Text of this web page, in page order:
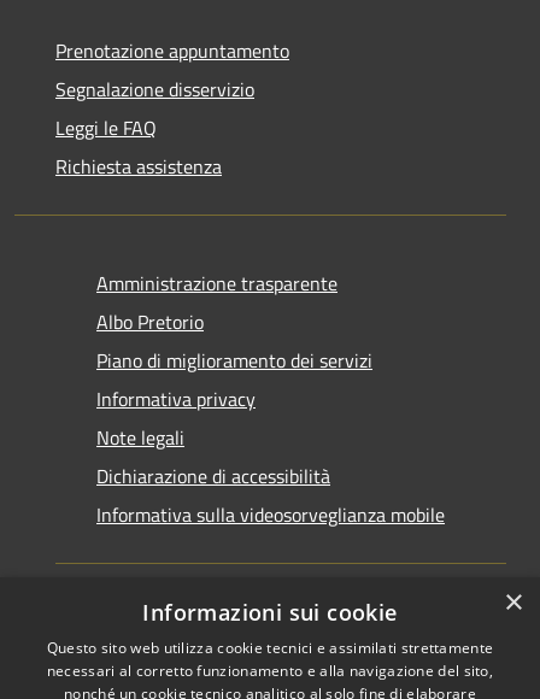
Prenotazione appuntamento
Segnalazione disservizio
Leggi le FAQ
Richiesta assistenza
Amministrazione trasparente
Albo Pretorio
Piano di miglioramento dei servizi
Informativa privacy
Note legali
Dichiarazione di accessibilità
Informativa sulla videosorveglianza mobile
RSS
Copyright © 2026 • Comune di
×
Informazioni sui cookie
Questo sito web utilizza cookie tecnici e assimilati strettamente
necessari al corretto funzionamento e alla navigazione del sito,
nonché un cookie tecnico analitico al solo fine di elaborare